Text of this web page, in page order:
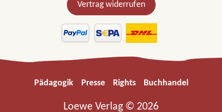
Vertrag widerrufen
Pädagogik Presse Rights Buchhandel
Loewe Verlag © 2026